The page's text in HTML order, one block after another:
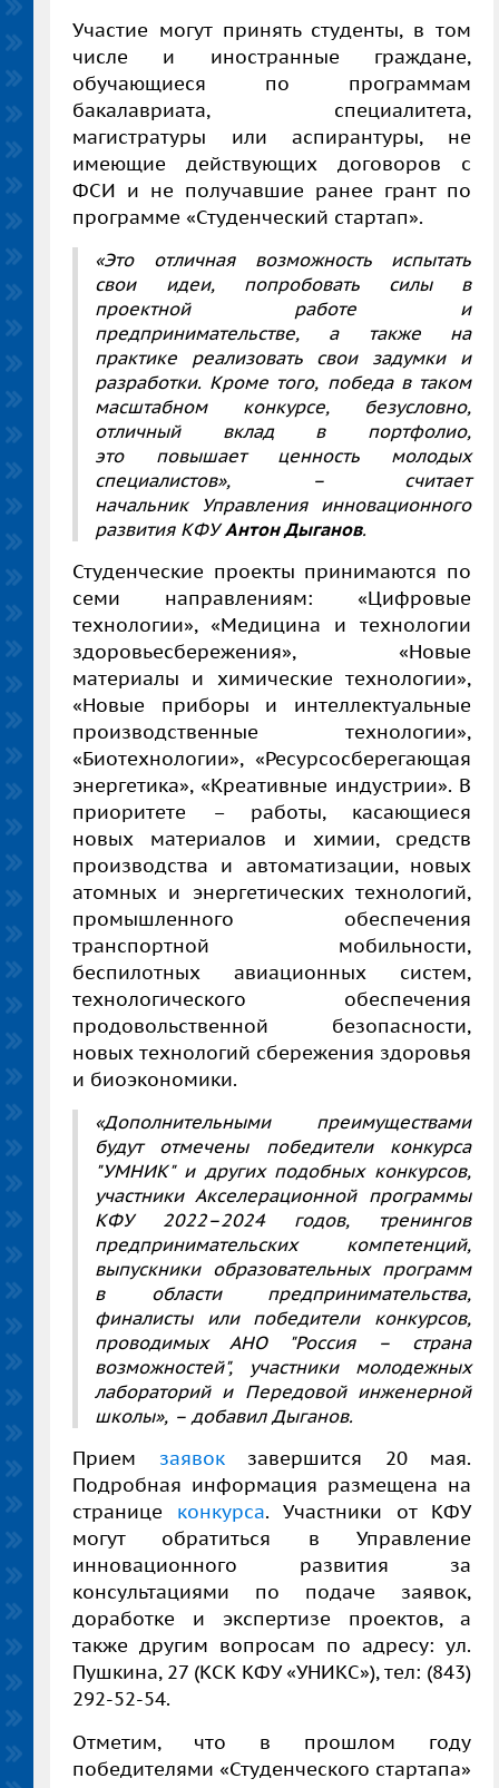
Участие могут принять студенты, в том
числе и иностранные граждане,
обучающиеся по программам
бакалавриата, специалитета,
магистратуры или аспирантуры, не
имеющие действующих договоров с
ФСИ и не получавшие ранее грант по
программе «Студенческий стартап».
«Это отличная возможность испытать
свои идеи, попробовать силы в
проектной работе и
предпринимательстве, а также на
практике реализовать свои задумки и
разработки. Кроме того, победа в таком
масштабном конкурсе, безусловно,
отличный вклад в портфолио,
это повышает ценность молодых
специалистов», – считает
начальник Управления инновационного
развития КФУАнтон Дыганов.
Студенческие проекты принимаются по
семи направлениям: «Цифровые
технологии», «Медицина и технологии
здоровьесбережения», «Новые
материалы и химические технологии»,
«Новые приборы и интеллектуальные
производственные технологии»,
«Биотехнологии», «Ресурсосберегающая
энергетика», «Креативные индустрии». В
приоритете – работы, касающиеся
новых материалов и химии, средств
производства и автоматизации, новых
атомных и энергетических технологий,
промышленного обеспечения
транспортной мобильности,
беспилотных авиационных систем,
технологического обеспечения
продовольственной безопасности,
новых технологий сбережения здоровья
и биоэкономики.
«Дополнительными преимуществами
будут отмечены победители конкурса
"УМНИК" и других подобных конкурсов,
участники Акселерационной программы
КФУ 2022–2024 годов, тренингов
предпринимательских компетенций,
выпускники образовательных программ
в области предпринимательства,
финалисты или победители конкурсов,
проводимых АНО "Россия – страна
возможностей", участники молодежных
лабораторий и Передовой инженерной
школы», – добавил Дыганов.
Прием заявокзавершится 20 мая.
Подробная информация размещена на
странице конкурса. Участники от КФУ
могут обратиться в Управление
инновационного развития за
консультациями
по подаче заявок,
доработке и экспертизе проектов, а
также другим вопросам по адресу: ул.
Пушкина, 27 (КСК КФУ «УНИКС»), тел: (843)
292-52-54.
Отметим, что в прошлом году
победителями «Студенческого стартапа»